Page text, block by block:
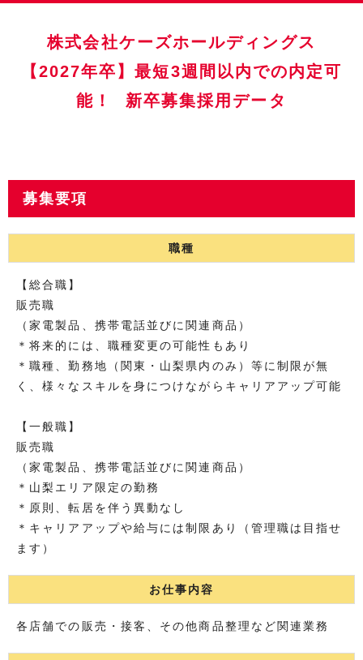
株式会社ケーズホールディングス
【2027年卒】最短3週間以内での内定可
能！ 新卒募集採用データ
募集要項
職種
【総合職】
販売職
（家電製品、携帯電話並びに関連商品）
＊将来的には、職種変更の可能性もあり
＊職種、勤務地（関東・山梨県内のみ）等に制限が無
く、様々なスキルを身につけながらキャリアアップ可能
【一般職】
販売職
（家電製品、携帯電話並びに関連商品）
＊山梨エリア限定の勤務
＊原則、転居を伴う異動なし
＊キャリアアップや給与には制限あり（管理職は目指せ
ます）
お仕事内容
各店舗での販売・接客、その他商品整理など関連業務